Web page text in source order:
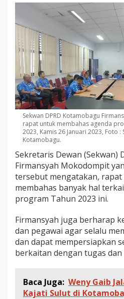
r
T
a
u
n
A
n
g
g
a
a
n
2
2
3
Sekwan DPRD Kotamobagu
rapat untuk membahas agenda
2023, Kamis 26 Januari 2023, Foto :
Kotamobagu.
Sekretaris Dewan (Sekwan)
Firmansyah Mokodompit
tersebut mengatakan,
membahas banyak hal
program Tahun 2023 ini.
Firmansyah juga berharap
dan pegawai agar selalu
dan dapat mempersiapkan
berkaitan dengan tugas
Baca Juga: Weny Gaib
Kajati Sulut di